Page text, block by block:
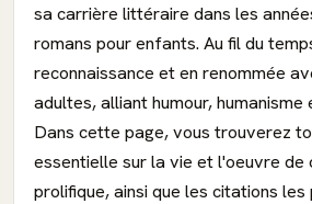
sa carrière littéraire dans les
romans pour enfants. Au fil du
reconnaissance et en renommée
adultes, alliant humour, humanisme
Dans cette page, vous trouverez
essentielle sur la vie et l'oeuvre de
prolifique, ainsi que les citations les